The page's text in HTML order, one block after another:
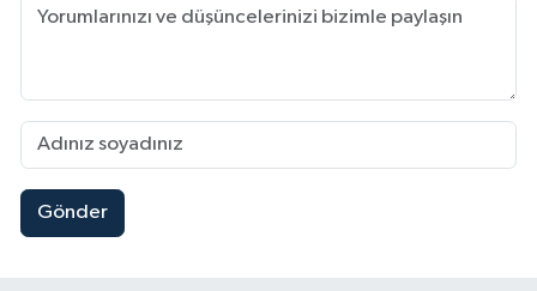
Gönder
19:49 |Mersin'de Tatil Kabusu! Kahramanmaraşlı